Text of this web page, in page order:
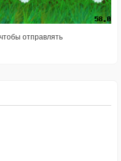
отправлять